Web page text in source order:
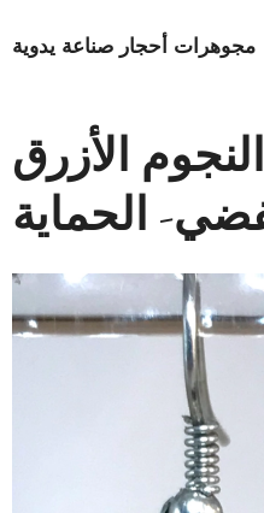
مجوهرات أحجار صناعة يدوية
الأزرق
الحماية